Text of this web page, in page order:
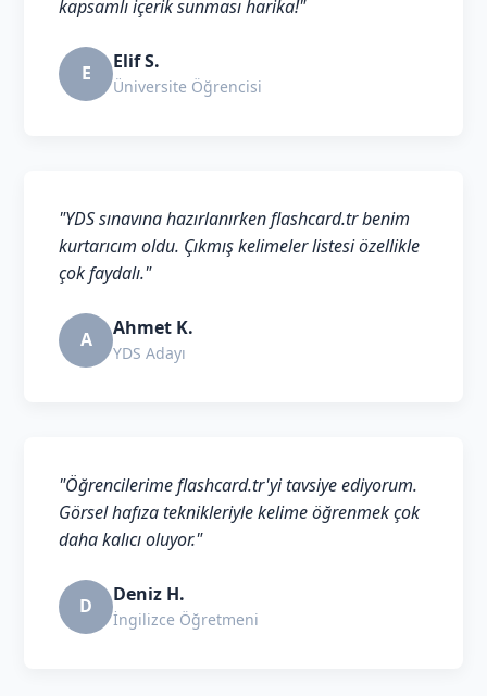
kapsamlı içerik sunması harika!"
E Elif S.
Üniversite Öğrencisi
"YDS sınavına hazırlanırken flashcard.tr benim
kurtarıcım oldu. Çıkmış kelimeler listesi özellikle
çok faydalı."
A Ahmet K.
YDS Adayı
"Öğrencilerime flashcard.tr'yi tavsiye ediyorum.
Görsel hafıza teknikleriyle kelime öğrenmek çok
daha kalıcı oluyor."
D Deniz H.
İngilizce Öğretmeni